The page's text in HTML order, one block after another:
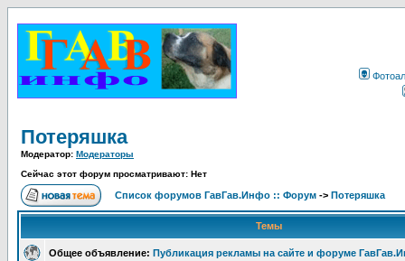
Потеряшка
Модератор: Модераторы
Сейчас этот форум просматривают: Нет
Список форумов ГавГав.Инфо :: Форум -> Потеряшка
Темы
Общее объявление: Публикация рекламы на сайте и форуме